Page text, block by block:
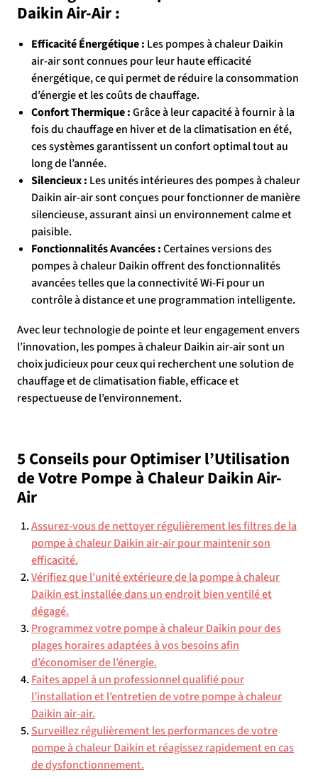
Daikin Air-Air :
Efficacité Énergétique : Les pompes à chaleur Daikin
air-air sont connues pour leur haute efficacité
énergétique, ce qui permet de réduire la consommation
d’énergie et les coûts de chauffage.
Confort Thermique :Grâce à leur capacité à fournir à la
fois du chauffage en hiver et de la climatisation en été,
ces systèmes garantissent un confort optimal tout au
long de l’année.
Silencieux : Les unités intérieures des pompes à chaleur
Daikin air-air sont conçues pour fonctionner de manière
silencieuse, assurant ainsi un environnement calme et
paisible.
Fonctionnalités Avancées :Certaines versions des
pompes à chaleur Daikin offrent des fonctionnalités
avancées telles que la connectivité Wi-Fi pour un
contrôle à distance et une programmation intelligente.
Avec leur technologie de pointe et leur engagement envers
l’innovation, les pompes à chaleur Daikin air-air sont un
choix judicieux pour ceux qui recherchent une solution de
chauffage et de climatisation fiable, efficace et
respectueuse de l’environnement.
5 Conseils pour Optimiser l’Utilisation
de Votre Pompe à Chaleur Daikin Air-
Air
Assurez-vous de nettoyer régulièrement les filtres de la
pompe à chaleur Daikin air-air pour maintenir son
efficacité.
Vérifiez que l’unité extérieure de la pompe à chaleur
Daikin est installée dans un endroit bien ventilé et
dégagé.
Programmez votre pompe à chaleur Daikin pour des
plages horaires adaptées à vos besoins afin
d’économiser de l’énergie.
Faites appel à un professionnel qualifié pour
l’installation et l’entretien de votre pompe à chaleur
Daikin air-air.
Surveillez régulièrement les performances de votre
pompe à chaleur Daikin et réagissez rapidement en cas
de dysfonctionnement.